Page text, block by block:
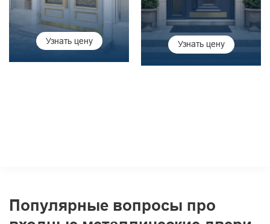
Узнать цену Узнать цену
Популярные вопросы про